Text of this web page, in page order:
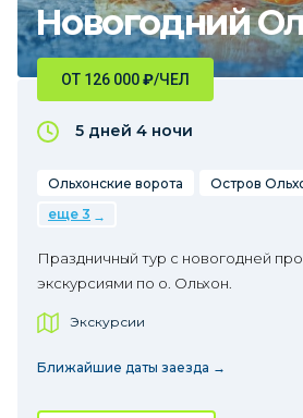
Новогодний
ОТ 126 000₽/ЧЕЛ
5 дней 4 ночи
Ольхонские ворота Остров
еще 3
Праздничный тур с новогодней
экскурсиями по о. Ольхон.
Экскурсии
Ближайшие даты заезда →